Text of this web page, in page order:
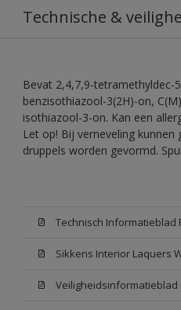
Technische &
Bevat 2,4,7,9-tetramethyldec-
benzisothiazool-3(2H)-on,
isothiazool-3-on. Kan een
Let op! Bij verneveling kunnen
druppels worden gevormd.
Technisch Informatieblad